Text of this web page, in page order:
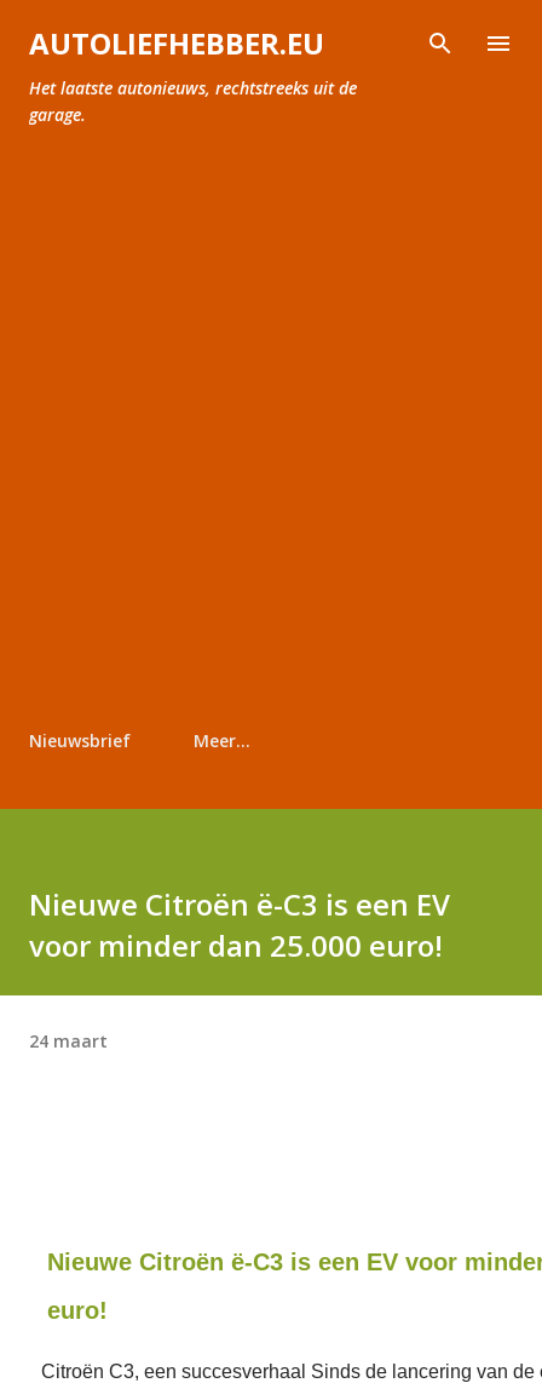
Doorgaan naar hoofdcontent
AUTOLIEFHEBBER.EU
Het laatste autonieuws, rechtstreeks uit de
garage.
Nieuwsbrief Meer…
Nieuwe Citroën ë-C3 is een EV
voor minder dan 25.000 euro!
24 maart
Nieuwe Citroën ë-C3 is een EV voor
euro!
Citroën C3, een succesverhaal Sinds de lancering van de